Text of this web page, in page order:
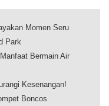
Momen Seru
Park
Bermain Air
Kesenangan!
Boncos